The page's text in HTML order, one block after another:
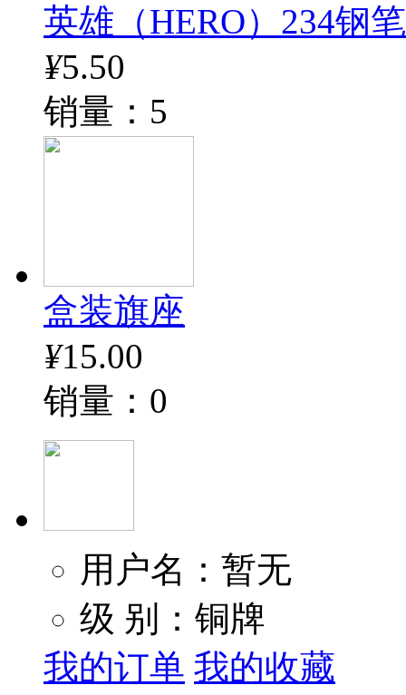
英雄（HERO）234钢
¥5.50
销量：5
盒装旗座
¥15.00
销量：0
用户名：暂无
级 别：铜牌
我的订单 我的收藏